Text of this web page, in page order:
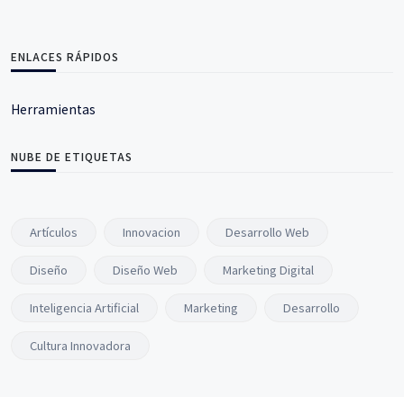
ENLACES RÁPIDOS
Herramientas
NUBE DE ETIQUETAS
Artículos Innovacion Desarrollo Web
Diseño Diseño Web Marketing Digital
Inteligencia Artificial Marketing Desarrollo
Cultura Innovadora